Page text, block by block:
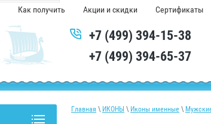
Как получить Акции и скидки Сертификаты
+7 (499) 394-15-38
+7 (499) 394-65-37
Главная \ ИКОНЫ \ Иконы именные \